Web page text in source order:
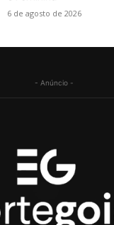
6 de agosto de 2026
- Anúncio -